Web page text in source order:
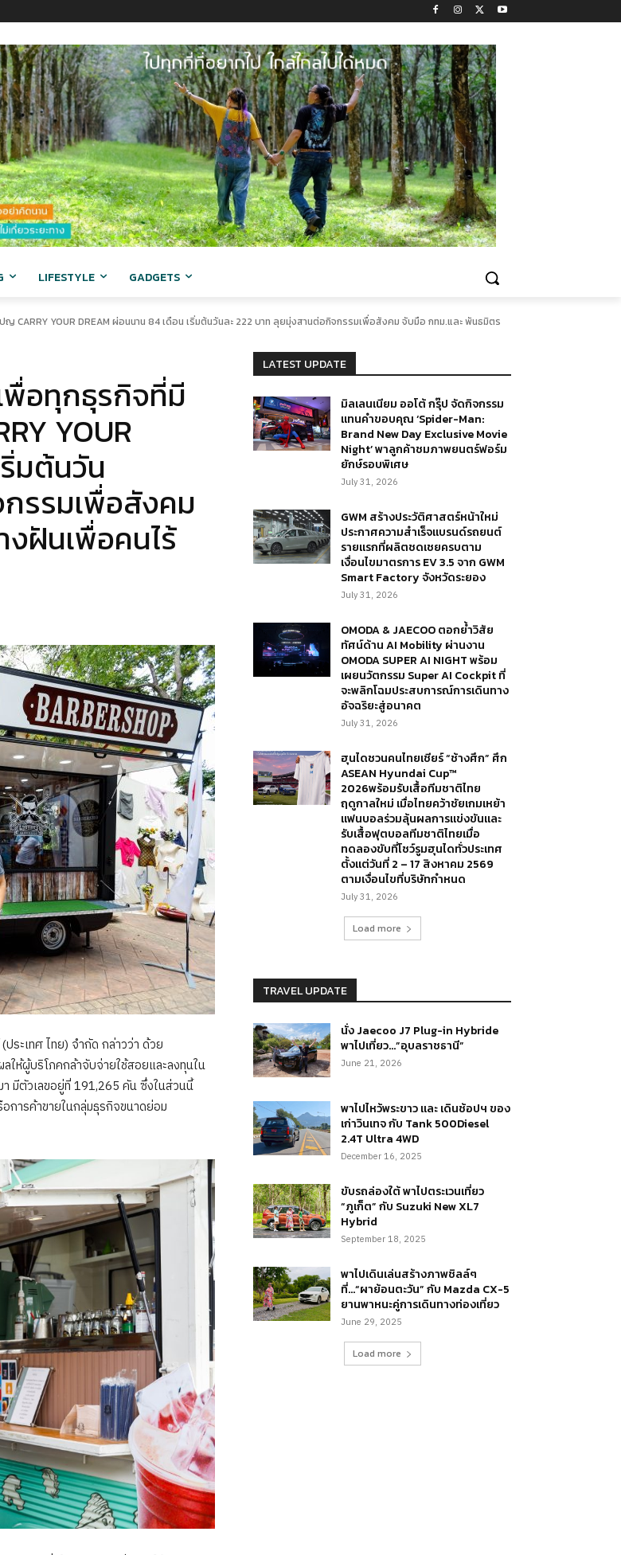
LIFESTYLE GADGETS
ปญ CARRY YOUR DREAM ผ่อนนาน 84 เดือน เริ่มต้นวันละ 222 บาท ลุยมุ่งสานต่อกิจกรรมเพื่อสังคม จับมือ กทม.และ พันธมิตร
เพื่อทุกธุรกิจที่มี
YOUR
มต้นวัน
รรมเพื่อสังคม
ฝันเพื่อคนไร้
ระเทศ ไทย) จำกัด กล่าวว่า ด้วย
ให้ผู้บริโภคกล้าจับจ่ายใช้สอยและลงทุนใน
มีตัวเลขอยู่ที่ 191,265 คัน ซึ่งในส่วนนี้
การค้าขายในกลุ่มธุรกิจขนาดย่อม
LATEST UPDATE
มิลเลนเนียม ออโต้ กรุ๊ป จัดกิจกรรม
แทนคำขอบคุณ ‘Spider-Man:
Brand New Day Exclusive Movie
Night’ พาลูกค้าชมภาพยนตร์ฟอร์ม
ยักษ์รอบพิเศษ
July 31, 2026
GWM สร้างประวัติศาสตร์หน้าใหม่
ประกาศความสำเร็จแบรนด์รถยนต์
รายแรกที่ผลิตชดเชยครบตาม
เงื่อนไขมาตรการ EV 3.5 จาก GWM
Smart Factory จังหวัดระยอง
July 31, 2026
OMODA & JAECOO ตอกย้ำวิสัย
ทัศน์ด้าน AI Mobility ผ่านงาน
OMODA SUPER AI NIGHT พร้อม
เผยนวัตกรรม Super AI Cockpit ที่
จะพลิกโฉมประสบการณ์การเดินทาง
อัจฉริยะสู่อนาคต
July 31, 2026
ฮุนไดชวนคนไทยเชียร์ “ช้างศึก” ศึก
ASEAN Hyundai Cup™
2026พร้อมรับเสื้อทีมชาติไทย
ฤดูกาลใหม่ เมื่อไทยคว้าชัยเกมเหย้า
แฟนบอลร่วมลุ้นผลการแข่งขันและ
รับเสื้อฟุตบอลทีมชาติไทยเมื่อ
ทดลองขับที่โชว์รูมฮุนไดทั่วประเทศ
ตั้งแต่วันที่ 2 – 17 สิงหาคม 2569
ตามเงื่อนไขที่บริษัทกำหนด
July 31, 2026
Load more
TRAVEL UPDATE
นั่ง Jaecoo J7 Plug-in Hybride
พาไปเที่ยว…”อุบลราชธานี”
June 21, 2026
พาไปไหว้พระขาว และ เดินช้อปฯ ของ
เก่าวินเทจ กับ Tank 500Diesel
2.4T Ultra 4WD
December 16, 2025
ขับรถล่องใต้ พาไปตระเวนเที่ยว
“ภูเก็ต” กับ Suzuki New XL7
Hybrid
September 18, 2025
พาไปเดินเล่นสร้างภาพชิลล์ๆ
ที่…“ผาย้อนตะวัน” กับ Mazda CX-5
ยานพาหนะคู่การเดินทางท่องเที่ยว
June 29, 2025
Load more